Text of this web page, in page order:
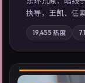
执导，王凯、任
轴，边境小镇的
域气质；站内亦
检索同类型高分
19,455 热度 7.1